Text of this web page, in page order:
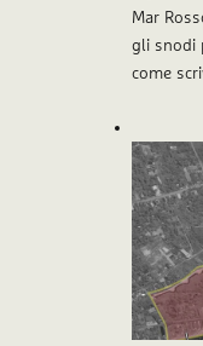
Mar
gli snodi
come